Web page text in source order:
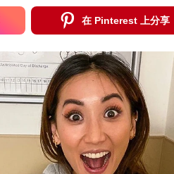
在 Pinterest 上分享